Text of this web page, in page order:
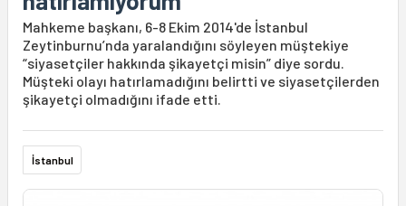
Mahkeme başkanı, 6-8 Ekim 2014'de İstanbul
Zeytinburnu’nda yaralandığını söyleyen müştekiye
“siyasetçiler hakkında şikayetçi misin” diye sordu.
Müşteki olayı hatırlamadığını belirtti ve siyasetçilerden
şikayetçi olmadığını ifade etti.
İstanbul